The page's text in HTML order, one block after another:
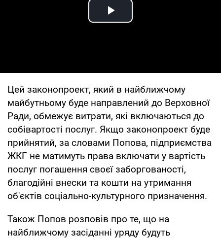
Play Video
Цей законопроект, який в найближчому
майбутньому буде направлений до Верховної
Ради, обмежує витрати, які включаються до
собівартості послуг. Якщо законопроект буде
прийнятий, за словами Попова, підприємства
ЖКГ не матимуть права включати у вартість
послуг погашення своєї заборгованості,
благодійні внески та кошти на утримання
об'єктів соціально-культурного призначення.
Також Попов розповів про те, що на
найближчому засіданні уряду будуть